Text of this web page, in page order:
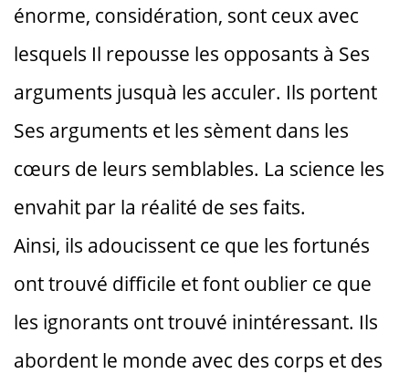
énorme, considération, sont ceux avec
lesquels Il repousse les opposants à Ses
arguments jusquà les acculer. Ils portent
Ses arguments et les sèment dans les
cœurs de leurs semblables. La science les
envahit par la réalité de ses faits.
Ainsi, ils adoucissent ce que les fortunés
ont trouvé difficile et font oublier ce que
les ignorants ont trouvé inintéressant. Ils
abordent le monde avec des corps et des